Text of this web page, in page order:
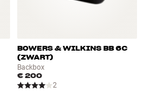
BOWERS & WILKINS BB 6C
(ZWART)
Backbox
€ 200
2